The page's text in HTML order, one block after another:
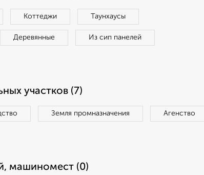
Коттеджи Таунхаусы
Деревянные Из сип панелей
участков (7)
Земля промназначения Агенство
машиномест (0)